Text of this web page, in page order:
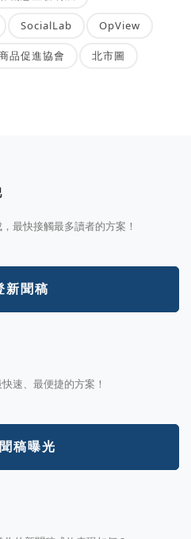
SocialLab OpView
品促進協會 北市圖
最快接觸最多讀者的方案！
新聞稿
速、最便捷的方案！
稿曝光